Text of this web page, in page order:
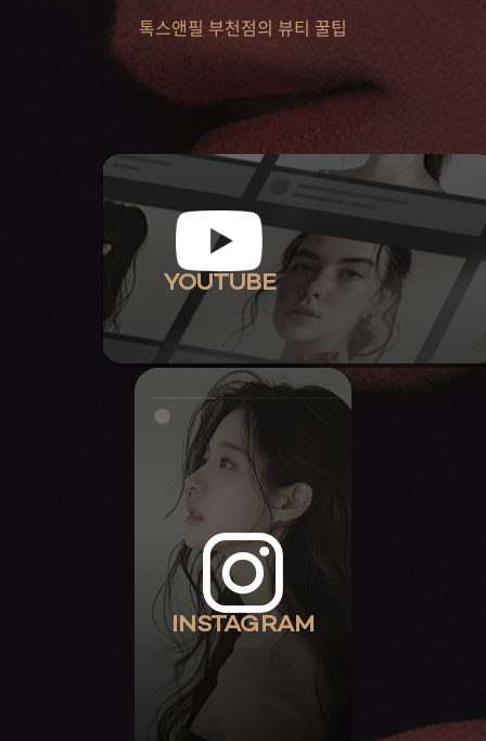
톡스앤필 부천점의 뷰티 꿀팁
YOUTUBE
INSTAGRAM